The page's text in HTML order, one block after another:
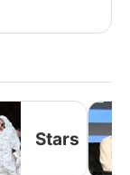
Stars